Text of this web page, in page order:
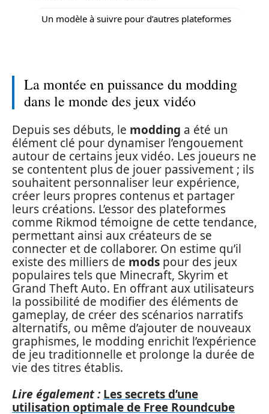
Un modèle à suivre pour d’autres plateformes
La montée en puissance du modding
dans le monde des jeux vidéo
Depuis ses débuts, le modding a été un
élément clé pour dynamiser l’engouement
autour de certains jeux vidéo. Les joueurs ne
se contentent plus de jouer passivement ; ils
souhaitent personnaliser leur expérience,
créer leurs propres contenus et partager
leurs créations. L’essor des plateformes
comme Rikmod témoigne de cette tendance,
permettant ainsi aux créateurs de se
connecter et de collaborer. On estime qu’il
existe des milliers de mods pour des jeux
populaires tels que Minecraft, Skyrim et
Grand Theft Auto. En offrant aux utilisateurs
la possibilité de modifier des éléments de
gameplay, de créer des scénarios narratifs
alternatifs, ou même d’ajouter de nouveaux
graphismes, le modding enrichit l’expérience
de jeu traditionnelle et prolonge la durée de
vie des titres établis.
Lire également : Les secrets d’une
utilisation optimale de Free Roundcube